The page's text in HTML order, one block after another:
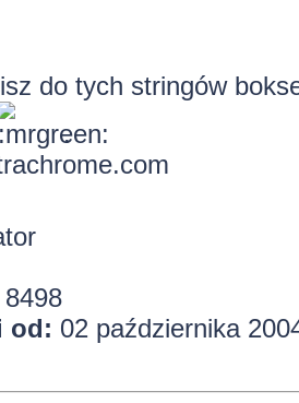
do tych stringów
.
8498
od: 02 października